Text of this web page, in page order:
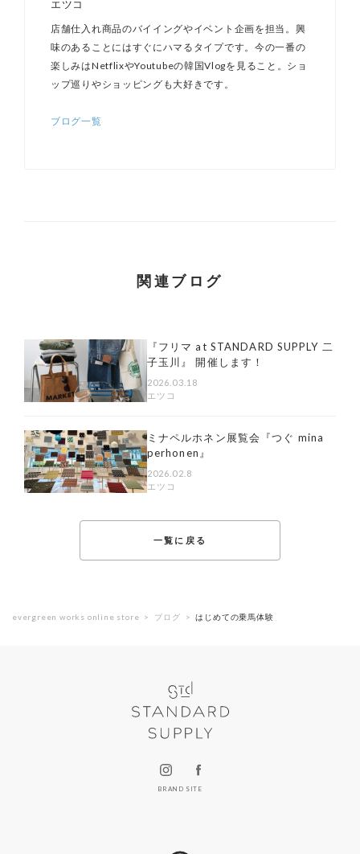
エツコ
店舗仕入れ商品のバイイングやイベント企画を担当。興
味のあることにはすぐにハマるタイプです。今の一番の
楽しみはNetflixやYoutubeの韓国Vlogを見ること。ショ
ップ巡りやショッピングも大好きです。
ブログ一覧
関連ブログ
『フリマ at STANDARD SUPPLY 二
子玉川』 開催します！
2026.03.18
エツコ
ミナペルホネン展覧会『つぐ mina
perhonen』
2026.02.8
エツコ
一覧に戻る
evergreen works online store ブログ はじめての乗馬体験
BRAND SITE